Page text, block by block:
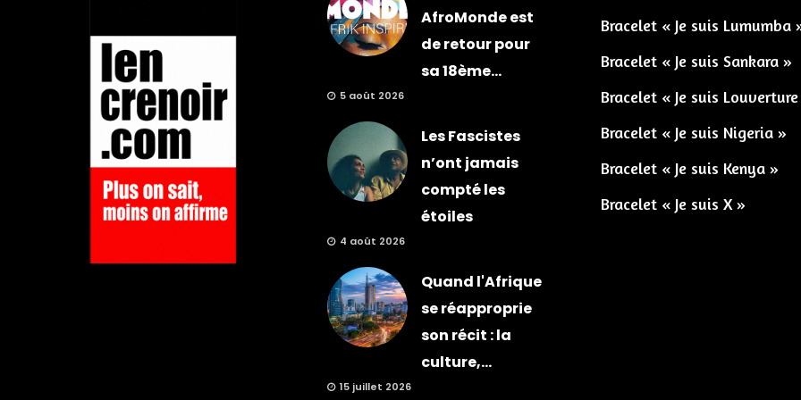
AfroMonde est
de retour pour
sa 18ème...
5 août 2026
Les Fascistes
n’ont jamais
compté les
étoiles
4 août 2026
Quand l'Afrique
se réapproprie
son récit : la
culture,...
15 juillet 2026
Bracelet « Je suis Lumumba
Bracelet « Je suis Sankara »
Bracelet « Je suis
Bracelet « Je suis Nigeria »
Bracelet « Je suis Kenya »
Bracelet « Je suis X »